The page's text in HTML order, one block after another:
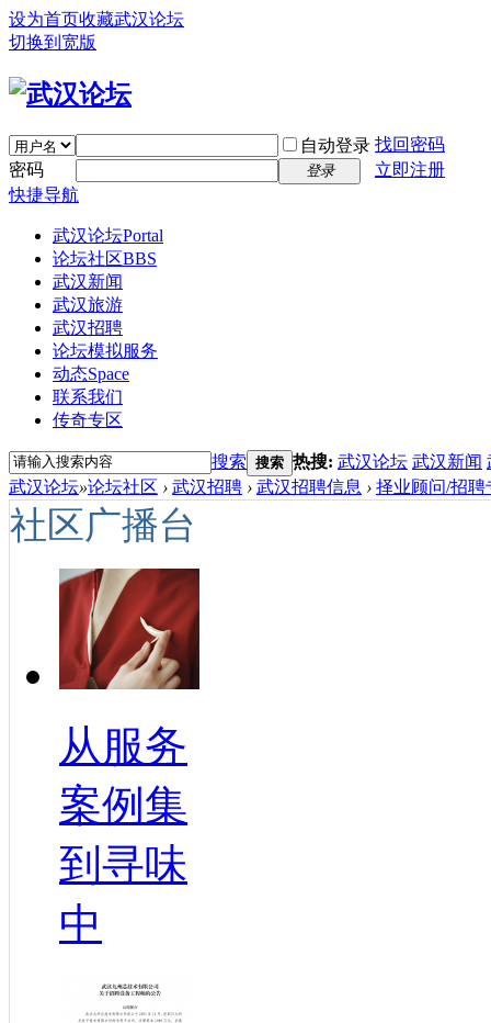
设为首页收藏武汉论坛
切换到宽版
自动登录 找回密码
密码
登录
立即注册
快捷导航
武汉论坛Portal
论坛社区BBS
武汉新闻
武汉旅游
武汉招聘
论坛模拟服务
动态Space
联系我们
传奇专区
搜索 搜索 热搜: 武汉论坛 武汉新闻
武汉论坛»论坛社区 › 武汉招聘 › 武汉招聘信息 › 择业顾问/招聘
社区广播台
从服务
案例集
到寻味
中